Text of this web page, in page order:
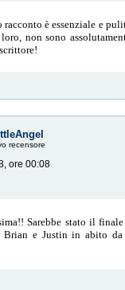
racconto è essenziale e
non sono
recensore
ore 00:08
Sarebbe stato il
Brian e Justin in abito da